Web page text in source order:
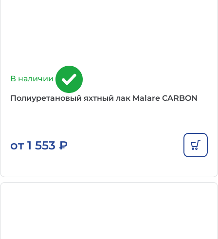
В наличии
Полиуретановый яхтный лак Malare CARBON
от 1 553 ₽